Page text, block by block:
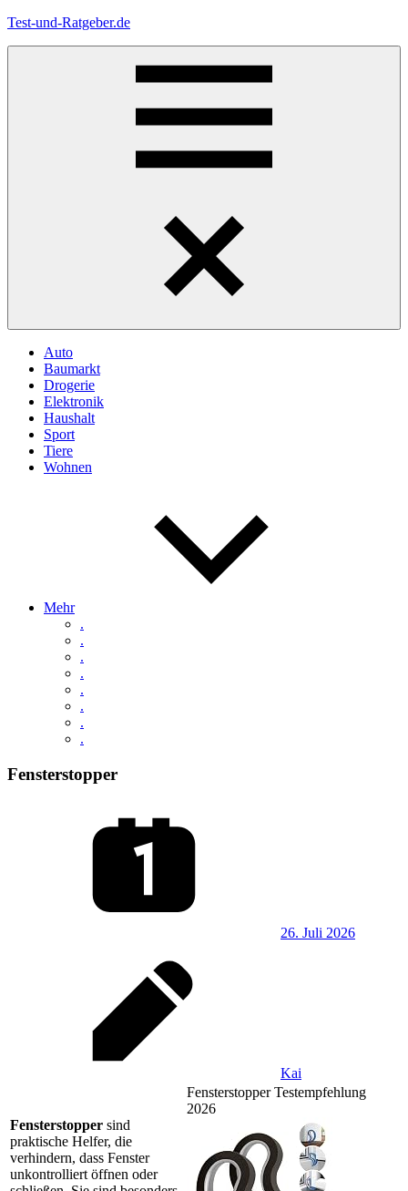
Zum
Test-und-Ratgeber.de
Auto
Baumarkt
Drogerie
Elektronik
Haushalt
Sport
Tiere
Wohnen
Mehr
.
.
.
.
.
.
.
.
Fensterstopper
26. Juli 2026
Kai
Fensterstopper sind
praktische Helfer, die
verhindern, dass Fenster
unkontrolliert öffnen oder
Fensterstopper Testempfehlung
2026